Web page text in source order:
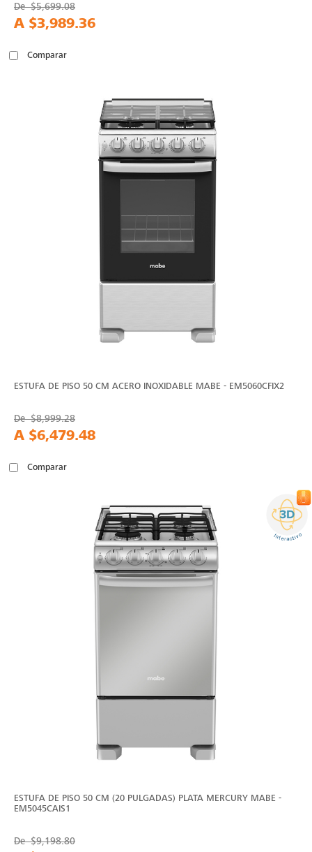
De$5,699.08
A $3,989.36
Comparar
ESTUFA DE PISO 50 CM ACERO INOXIDABLE MABE - EM5060CFIX2
De$8,999.28
A $6,479.48
Comparar
ESTUFA DE PISO 50 CM (20 PULGADAS) PLATA MERCURY MABE -
EM5045CAIS1
De$9,198.80